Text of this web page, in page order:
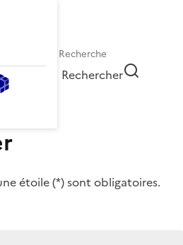
Rechercher
étoile (*) sont obligatoires.